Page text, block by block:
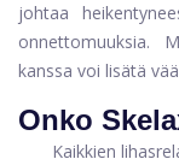
johtaa
onnettomuuksia.
kanssa voi lisätä
Onko
Kaikkien